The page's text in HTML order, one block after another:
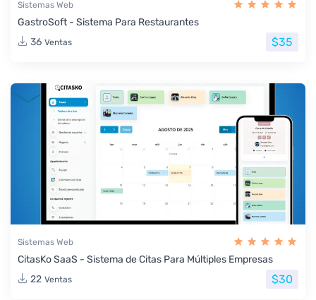
Sistemas Web
GastroSoft - Sistema Para Restaurantes
36 Ventas $35
Sistemas Web
CitasKo SaaS - Sistema de Citas Para Múltiples Empresas
22 Ventas $30